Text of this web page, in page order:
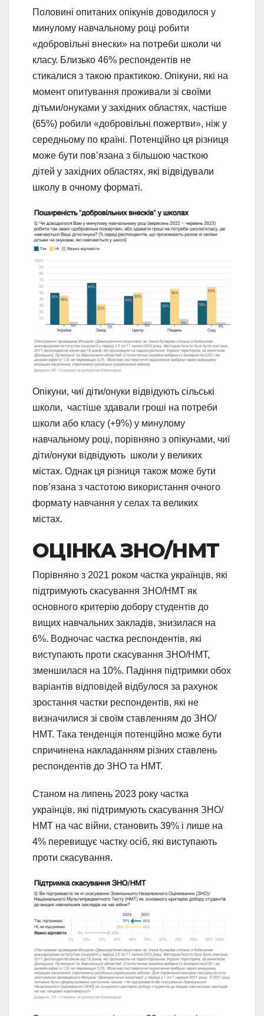
Половині опитаних опікунів доводилося у
минулому навчальному році робити
«добровільні внески» на потреби школи чи
класу. Близько 46% респондентів не
стикалися з такою практикою. Опікуни, які на
момент опитування проживали зі своїми
дітьми/онуками у західних областях, частіше
(65%) робили «добровільні пожертви», ніж у
середньому по країні. Потенційно ця різниця
може бути пов’язана з більшою часткою
дітей у західних областях, які відвідували
школу в очному форматі.
Опікуни, чиї діти/онуки відвідують сільські
школи, частіше здавали гроші на потреби
школи або класу (+9%) у минулому
навчальному році, порівняно з опікунами, чиї
діти/онуки відвідують школи у великих
містах. Однак ця різниця також може бути
пов’язана з частотою використання очного
формату навчання у селах та великих
містах.
ОЦІНКА ЗНО/НМТ
Порівняно з 2021 роком частка українців, які
підтримують скасування ЗНО/НМТ як
основного критерію добору студентів до
вищих навчальних закладів, знизилася на
6%. Водночас частка респондентів, які
виступають проти скасування ЗНО/НМТ,
зменшилася на 10%. Падіння підтримки обох
варіантів відповідей відбулося за рахунок
зростання частки респондентів, які не
визначилися зі своїм ставленням до ЗНО/
НМТ. Така тенденція потенційно може бути
спричинена накладанням різних ставлень
респондентів до ЗНО та НМТ.
Станом на липень 2023 року частка
українців, які підтримують скасування ЗНО/
НМТ на час війни, становить 39% і лише на
4% перевищує частку осіб, які виступають
проти скасування.